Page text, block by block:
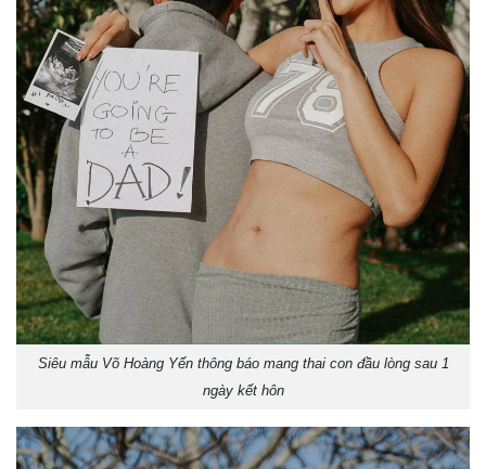
Siêu mẫu Võ Hoàng Yến thông báo mang thai con đầu lòng sau 1
ngày kết hôn